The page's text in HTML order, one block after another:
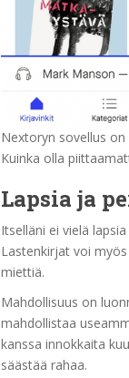
Nextoryn sovellus
Kuinka olla
Lapsia ja
Itselläni ei vielä
Lastenkirjat voi
miettiä.
Mahdollisuus on
mahdollistaa
kanssa innokkaita
säästää rahaa.